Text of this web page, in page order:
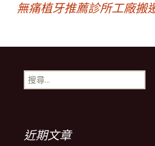
章
導
覽
列
無痛植牙推薦診所工廠搬
搜
尋
近期文章